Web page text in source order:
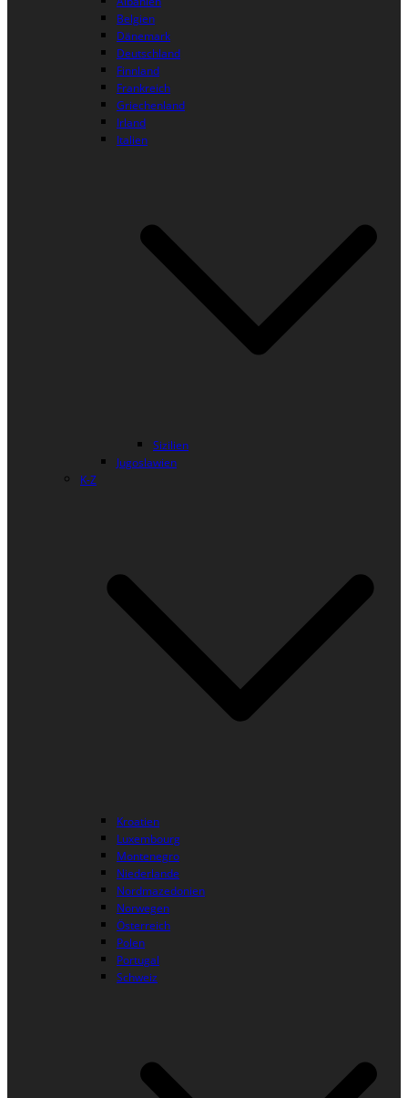
Belgien
Dänemark
Deutschland
Finnland
Frankreich
Griechenland
Irland
Italien
Sizilien
Jugoslawien
K-Z
Kroatien
Luxembourg
Montenegro
Niederlande
Nordmazedonien
Norwegen
Österreich
Polen
Portugal
Schweiz